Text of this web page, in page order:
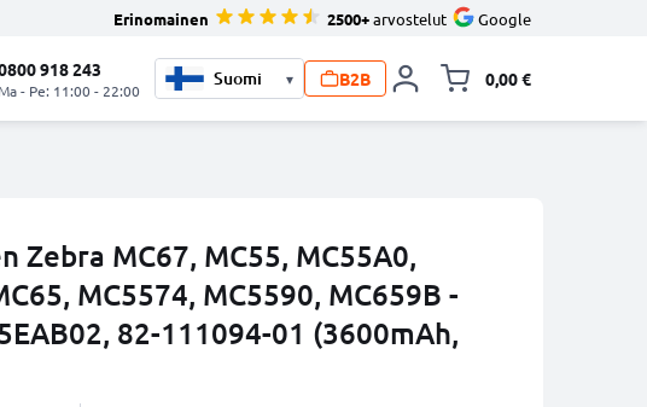
Erinomainen 2500+arvostelut Google
918 243
Ma - Pe: 11:00 - 22:00
▾ B2B 0,00 €
Zebra MC67, MC55, MC55A0,
MC5574, MC5590, MC659B -
82-111094-01 (3600mAh,